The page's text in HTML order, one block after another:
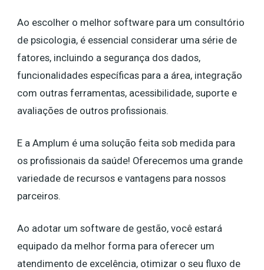
Ao escolher o melhor software para um consultório
de psicologia, é essencial considerar uma série de
fatores, incluindo a segurança dos dados,
funcionalidades específicas para a área, integração
com outras ferramentas, acessibilidade, suporte e
avaliações de outros profissionais.
E a Amplum é uma solução feita sob medida para
os profissionais da saúde! Oferecemos uma grande
variedade de recursos e vantagens para nossos
parceiros.
Ao adotar um software de gestão, você estará
equipado da melhor forma para oferecer um
atendimento de excelência, otimizar o seu fluxo de